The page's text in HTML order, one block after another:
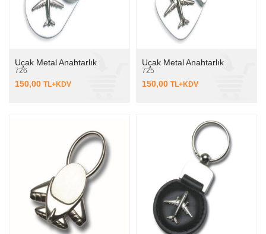
Uçak Metal Anahtarlık
726
150,00 TL+KDV
Uçak Metal Anahtarlık
725
150,00 TL+KDV